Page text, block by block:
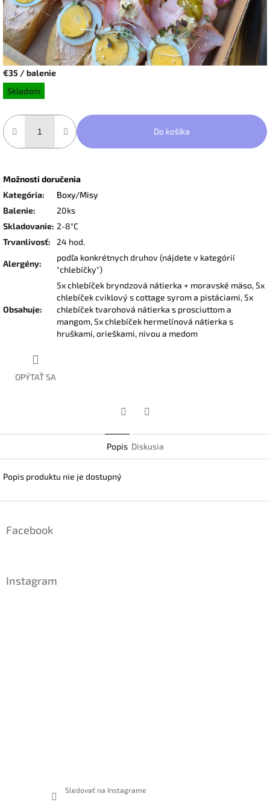
€35 / balenie
Jednotková
cena:
Skladom
Do košíka
Možnosti doručenia
Kategória:
Boxy/Misy
Balenie:
20ks
Skladovanie: 2-8°C
Trvanlivosť: 24 hod.
Alergény:
podľa konkrétnych druhov (nájdete v kategórií
"chlebíčky")
Obsahuje:
5x chlebíček bryndzová nátierka + moravské mäso, 5x
chlebíček cviklový s cottage syrom a pistáciami, 5x
chlebíček tvarohová nátierka s prosciuttom a
mangom, 5x chlebíček hermelínová nátierka s
hruškami, orieškami, nivou a medom
OPÝTAŤ SA
Popis Diskusia
Popis produktu nie je dostupný
Facebook
Instagram
Sledovať na Instagrame